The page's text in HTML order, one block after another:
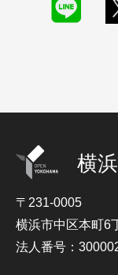
横
〒231-0005
横浜市中区本町6
法人番号：